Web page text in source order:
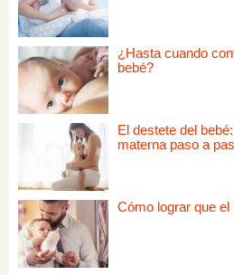
¿Hasta cuando
bebé?
El destete del
materna paso a
Cómo lograr que el